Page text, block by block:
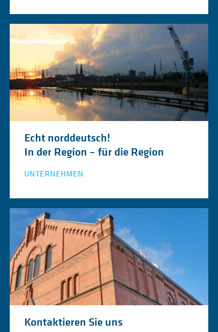
Echt norddeutsch!
In der Region – für die Region
UNTERNEHMEN
Kontaktieren Sie uns